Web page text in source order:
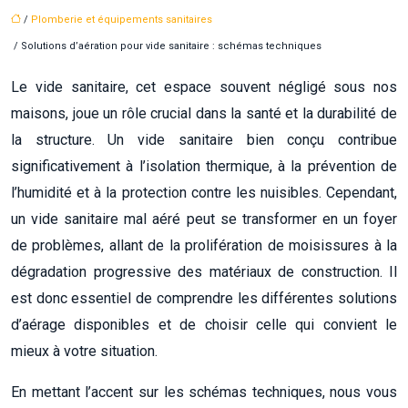
/ Plomberie et équipements sanitaires
/ Solutions d’aération pour vide sanitaire : schémas techniques
Le vide sanitaire, cet espace souvent négligé sous nos
maisons, joue un rôle crucial dans la santé et la durabilité de
la structure. Un vide sanitaire bien conçu contribue
significativement à l’isolation thermique, à la prévention de
l’humidité et à la protection contre les nuisibles. Cependant,
un vide sanitaire mal aéré peut se transformer en un foyer
de problèmes, allant de la prolifération de moisissures à la
dégradation progressive des matériaux de construction. Il
est donc essentiel de comprendre les différentes solutions
d’aérage disponibles et de choisir celle qui convient le
mieux à votre situation.
En mettant l’accent sur les schémas techniques, nous vous